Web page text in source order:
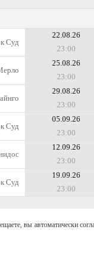
Суд
22.08.26
23:00
25.08.26
23:00
29.08.26
23:00
Суд
05.09.26
23:00
12.09.26
23:00
Суд
19.09.26
23:00
вы автоматически